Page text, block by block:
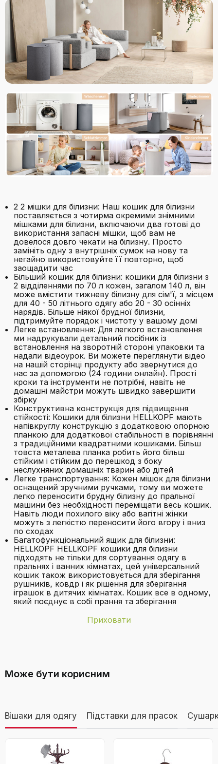
2 2 мішки для білизни: Наш кошик для білизни
поставляється з чотирма окремими знімними
мішками для білизни, включаючи два готові до
використання запасні мішки, щоб вам не
довелося довго чекати на білизну. Просто
замініть одну з внутрішніх сумок на нову та
негайно використовуйте її повторно, щоб
заощадити час
Більший кошик для білизни: кошики для білизни з
2 відділеннями по 70 л кожен, загалом 140 л, він
може вмістити тижневу білизну для сім'ї, з місцем
для 40 - 50 літнього одягу або 20 - 30 осінніх
нарядів. Більше ніякої брудної білизни,
підтримуйте порядок і чистоту у вашому домі
Легке встановлення: Для легкого встановлення
ми надрукували детальний посібник із
встановлення на зворотній стороні упаковки та
надали відеоурок. Ви можете переглянути відео
на нашій сторінці продукту або звернутися до
нас за допомогою (24 години онлайн). Прості
кроки та інструменти не потрібні, навіть не
домашні майстри можуть швидко завершити
збірку
Конструктивна конструкція для підвищення
стійкості: Кошики для білизни HELLKOPF мають
напівкруглу конструкцію з додатковою опорною
планкою для додаткової стабільності в порівнянні
з традиційними квадратними кошиками. Більш
товста металева планка робить його більш
стійким і стійким до перешкод з боку
неслухняних домашніх тварин або дітей
Легке транспортування: Кожен мішок для білизни
оснащений зручними ручками, тому ви можете
легко переносити брудну білизну до пральної
машини без необхідності переміщати весь кошик.
Навіть люди похилого віку або вагітні жінки
можуть з легкістю переносити його вгору і вниз
по сходах
Багатофункціональний ящик для білизни:
HELLKOPF HELLKOPF кошики для білизни
підходять не тільки для сортування одягу в
пральнях і ванних кімнатах, цей універсальний
кошик також використовується для зберігання
рушників, ковдр і як рішення для зберігання
іграшок в дитячих кімнатах. Кошик все в одному,
який поєднує в собі прання та зберігання
Приховати
Включені
2 кошики для білизни, 4 сітки для білизни, 10
пакет
Колір Темно-сірий і світло-сірий
кришкою 140 л – сортувальні кошики для
прання з 2 відсіками, 4 знімні внутрішні
Який об'єм кожного кошика?
Може бути корисним
Вішаки для одягу Підставки для прасок